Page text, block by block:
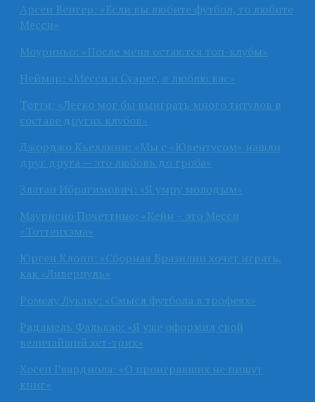
Арсен Венгер: «Если вы любите футбол, то любите
Месси»
Моуриньо: «После меня остаются топ-клубы»
Неймар: «Месси и Суарес, я люблю вас»
Тотти: «Легко мог бы выиграть много титулов в
составе других клубов»
Джорджо Кьеллини: «Мы с «Ювентусом» нашли
друг друга — это любовь до гроба»
Златан Ибрагимович: «Я умру молодым»
Маурисио Почеттино: «Кейн – это Месси
«Тоттенхэма»
Юрген Клопп: «Сборная Бразилии хочет играть,
как «Ливерпуль»
Ромелу Лукаку: «Смысл футбола в трофеях»
Радамель Фалькао: «Я уже оформил свой
величайший хет-трик»
Хосеп Гвардиола: «О проигравших не пишут
книг»